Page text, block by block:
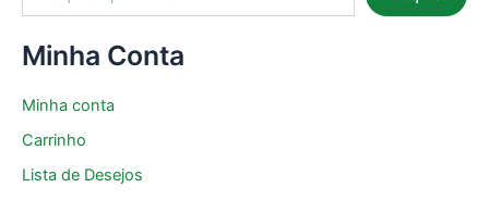
Minha Conta
Minha conta
Carrinho
Lista de Desejos